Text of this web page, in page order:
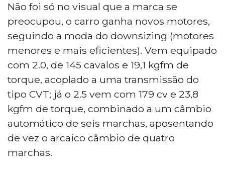
Não foi só no visual que a marca se
preocupou, o carro ganha novos motores,
seguindo a moda do downsizing (motores
menores e mais eficientes). Vem equipado
com 2.0, de 145 cavalos e 19,1 kgfm de
torque, acoplado a uma transmissão do
tipo CVT; já o 2.5 vem com 179 cv e 23,8
kgfm de torque, combinado a um câmbio
automático de seis marchas, aposentando
de vez o arcaico câmbio de quatro
marchas.